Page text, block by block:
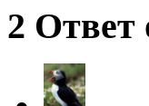
2 Ответ